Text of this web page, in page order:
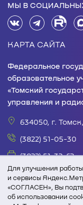
Для улучшения
и сервисы
«СОГЛАСЕН», Вы
об использовании
МЫ В
КАРТА САЙТА
Федеральное
образовательное
«Томский
управления и
634050, г.
(3822) 51-05-30
(3822) 51-32-62
office@tusur.ru
пн. – пт., 8:30 –